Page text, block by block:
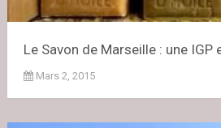
Le Savon de Marseille : une IGP
Mars 2, 2015